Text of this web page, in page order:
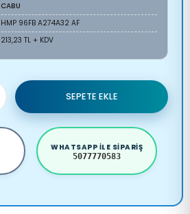
CABU
HMP 96FB A274A32 AF
213,23 TL + KDV
SEPETE EKLE
WHATSAPP ILE SIPARIŞ
5077770583